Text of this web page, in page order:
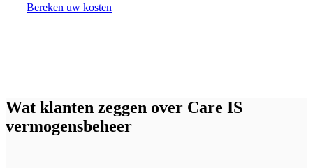
Bereken uw kosten
Wat klanten zeggen over Care IS
vermogensbeheer